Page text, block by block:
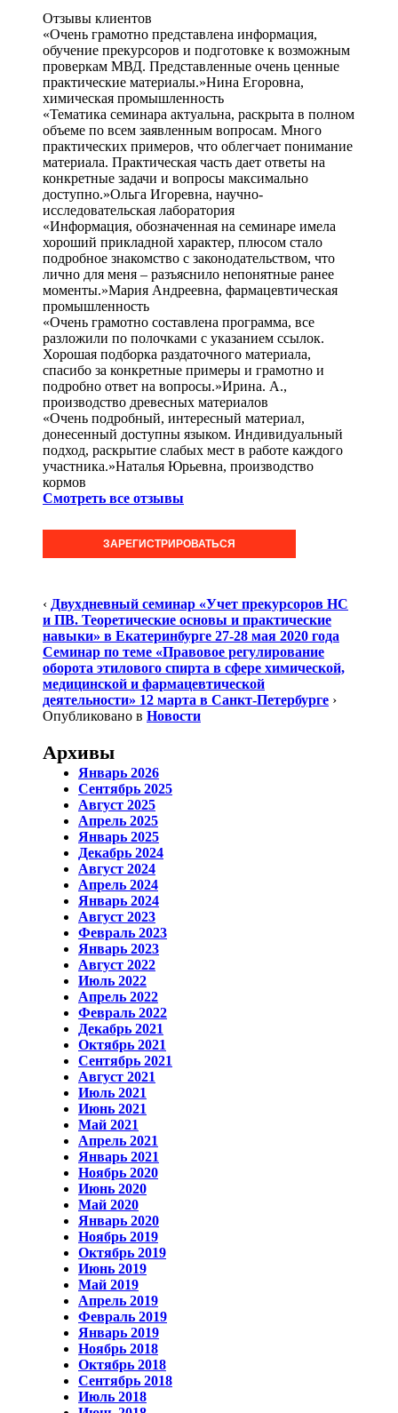
Отзывы клиентов
«Очень грамотно представлена информация,
обучение прекурсоров и подготовке к возможным
проверкам МВД. Представленные очень ценные
практические материалы.»Нина Егоровна,
химическая промышленность
«Тематика семинара актуальна, раскрыта в полном
объеме по всем заявленным вопросам. Много
практических примеров, что облегчает понимание
материала. Практическая часть дает ответы на
конкретные задачи и вопросы максимально
доступно.»Ольга Игоревна, научно-
исследовательская лаборатория
«Информация, обозначенная на семинаре имела
хороший прикладной характер, плюсом стало
подробное знакомство с законодательством, что
лично для меня – разъяснило непонятные ранее
моменты.»Мария Андреевна, фармацевтическая
промышленность
«Очень грамотно составлена программа, все
разложили по полочками с указанием ссылок.
Хорошая подборка раздаточного материала,
спасибо за конкретные примеры и грамотно и
подробно ответ на вопросы.»Ирина. А.,
производство древесных материалов
«Очень подробный, интересный материал,
донесенный доступны языком. Индивидуальный
подход, раскрытие слабых мест в работе каждого
участника.»Наталья Юрьевна, производство
кормов
Смотреть все отзывы
ЗАРЕГИСТРИРОВАТЬСЯ
‹ Двухдневный семинар «Учет прекурсоров НС
и ПВ. Теоретические основы и практические
навыки» в Екатеринбурге 27-28 мая 2020 года
Семинар по теме «Правовое регулирование
оборота этилового спирта в сфере химической,
медицинской и фармацевтической
деятельности» 12 марта в Санкт-Петербурге ›
Опубликовано в Новости
Архивы
Январь 2026
Сентябрь 2025
Август 2025
Апрель 2025
Январь 2025
Декабрь 2024
Август 2024
Апрель 2024
Январь 2024
Август 2023
Февраль 2023
Январь 2023
Август 2022
Июль 2022
Апрель 2022
Февраль 2022
Декабрь 2021
Октябрь 2021
Сентябрь 2021
Август 2021
Июль 2021
Июнь 2021
Май 2021
Апрель 2021
Январь 2021
Ноябрь 2020
Июнь 2020
Май 2020
Январь 2020
Ноябрь 2019
Октябрь 2019
Июнь 2019
Май 2019
Апрель 2019
Февраль 2019
Январь 2019
Ноябрь 2018
Октябрь 2018
Сентябрь 2018
Июль 2018